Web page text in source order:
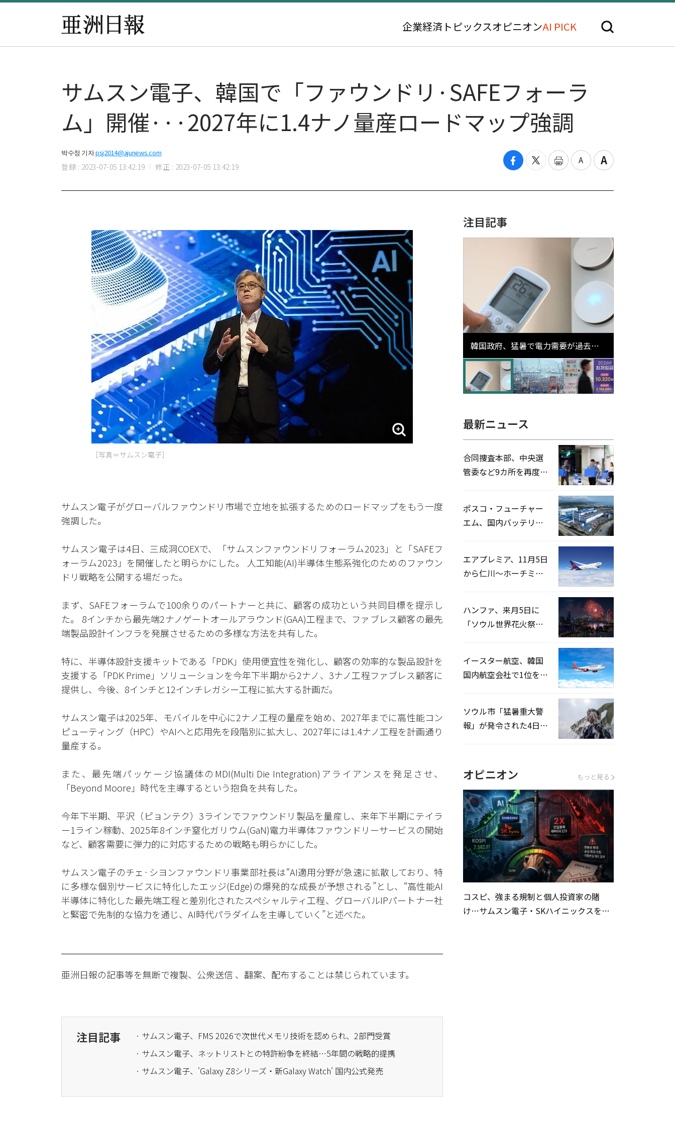
企業経済 トピックスオピニオンAI PICK
​​​サムスン電子、韓国で「ファウンドリ·SAFEフォーラ
ム」開催···2027年に1.4ナノ量産ロードマップ強調
박수정 기자psj2014@ajunews.com
登録 : 2023-07-05 13:42:19 修正 : 2023-07-05 13:42:19
［写真＝​​​サムスン電子］
サムスン電子がグローバルファウンドリ市場で立地を拡張するためのロードマップをもう一度
強調した。
サムスン電子は4日、三成洞COEXで、「サムスンファウンドリフォーラム2023」と「SAFEフ
ォーラム2023」を開催したと明らかにした。 人工知能(AI)半導体生態系強化のためのファウン
ドリ戦略を公開する場だった。
まず、SAFEフォーラムで100余りのパートナーと共に、顧客の成功という共同目標を提示し
た。 8インチから最先端2ナノゲートオールアラウンド(GAA)工程まで、ファブレス顧客の最先
端製品設計インフラを発展させるための多様な方法を共有した。
特に、半導体設計支援キットである「PDK」使用便宜性を強化し、顧客の効率的な製品設計を
支援する「PDK Prime」ソリューションを今年下半期から2ナノ、3ナノ工程ファブレス顧客に
提供し、今後、8インチと12インチレガシー工程に拡大する計画だ。
サムスン電子は2025年、モバイルを中心に2ナノ工程の量産を始め、2027年までに高性能コン
ピューティング（HPC）やAIへと応用先を段階別に拡大し、2027年には1.4ナノ工程を計画通り
量産する。
また、最先端パッケージ協議体のMDI(Multi Die Integration)アライアンスを発足させ、
「Beyond Moore」時代を主導するという抱負を共有した。
今年下半期、平沢（ピョンテク）3ラインでファウンドリ製品を量産し、来年下半期にテイラ
ー1ライン稼動、2025年8インチ窒化ガリウム(GaN)電力半導体ファウンドリーサービスの開始
など、顧客需要に弾力的に対応するための戦略も明らかにした。
サムスン電子のチェ·シヨンファウンドリ事業部社長は“AI適用分野が急速に拡散しており、特
に多様な個別サービスに特化したエッジ(Edge)の爆発的な成長が予想される”とし、“高性能AI
半導体に特化した最先端工程と差別化されたスペシャルティ工程、グローバルIPパートナー社
と緊密で先制的な協力を通じ、AI時代パラダイムを主導していく”と述べた。
亜洲日報の記事等を無断で複製、公衆送信 、翻案、配布することは禁じられています。
注目記事
· サムスン電子、FMS 2026で次世代メモリ技術を認められ、2部門受賞
· サムスン電子、ネットリストとの特許紛争を終結…5年間の戦略的提携
· サムスン電子、'Galaxy Z8シリーズ・新Galaxy Watch' 国内公式発売
注目記事
韓国政府、猛暑で電力需要が過去最
高更新の可能性に需給対応体制を点
検
最新ニュース
合同捜査本部、中央選
管委など9カ所を再度家
ポスコ・フューチャー
エム、国内バッテリー
エアプレミア、11月5日
から仁川〜ホーチミン
ハンファ、来月5日に
「ソウル世界花火祭り
イースター航空、韓国
国内航空会社で1位を記
ソウル市「猛暑重大警
報」が発令された4日、
オピニオン もっと見る
コスピ、強まる規制と個人投資家の賭
け…サムスン電子・SKハイニックスを巡